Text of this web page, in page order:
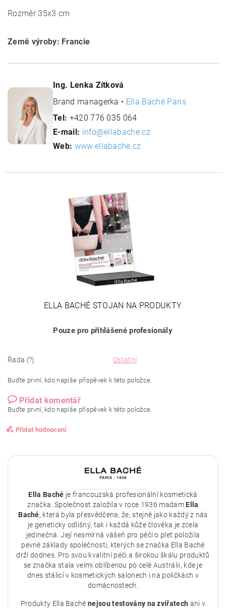
Rozměr 35x3 cm
Země výroby: Francie
Ing. Lenka Zítková
Brand managerka • Ella Baché Paris
Tel: +420 776 035 064
E-mail: info@ellabache.cz
Web: www.ellabache.cz
ELLA BACHÉ STOJAN NA PRODUKTY
Pouze pro přihlášené profesionály
Řada (?) Ostatní
Buďte první, kdo napíše příspěvek k této položce.
Přidat komentář
Buďte první, kdo napíše příspěvek k této položce.
Přidat hodnocení
Vložením hodnocení souhlasíte sezásadami ochrany
Ella Baché je francouzská profesionální kosmetická
značka. Společnost založila v roce 1936 madam Ella
Baché, která byla přesvědčena, že, stejně jako každý z nás
je geneticky odlišný, tak i každá kůže člověka je zcela
jedinečná. Její nesmírná vášeň pro péči o pleť položila
pevné základy společnosti, kterých se značka Ella Baché
drží dodnes. Pro svou kvalitní péči a širokou škálu produktů
se značka stala velmi oblíbenou po celé Austrálii, kde je
dnes stálicí v kosmetických salonech i na poličkách v
domácnostech.
Produkty Ella Bachénejsou testovány na zvířatech ani v